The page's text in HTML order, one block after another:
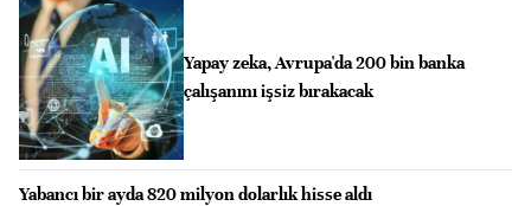
Yapay zeka, Avrupa'da 200 bin banka
çalışanını işsiz bırakacak
Yabancı bir ayda 820 milyon dolarlık hisse aldı